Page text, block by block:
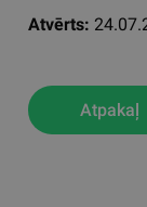
Atvērts:
Atpakaļ